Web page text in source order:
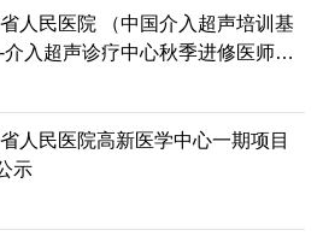
人民医院 （中国介入超声培训基
入超声诊疗中心秋季进修医师招
人民医院高新医学中心一期项目
示